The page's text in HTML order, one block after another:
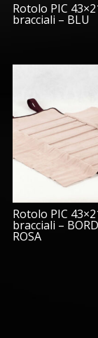
Rotolo PIC
bracciali – BLU
Rotolo PIC
bracciali –
ROSA